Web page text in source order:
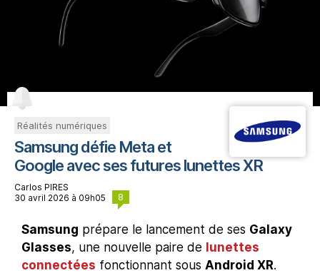
Réalités numériques
Samsung défie Meta et
Google avec ses futures lunettes XR
Carlos PIRES
30 avril 2026 à 09h05
8
Samsung prépare le lancement de ses Galaxy
Glasses, une nouvelle paire de lunettes
connectées fonctionnant sous Android XR.